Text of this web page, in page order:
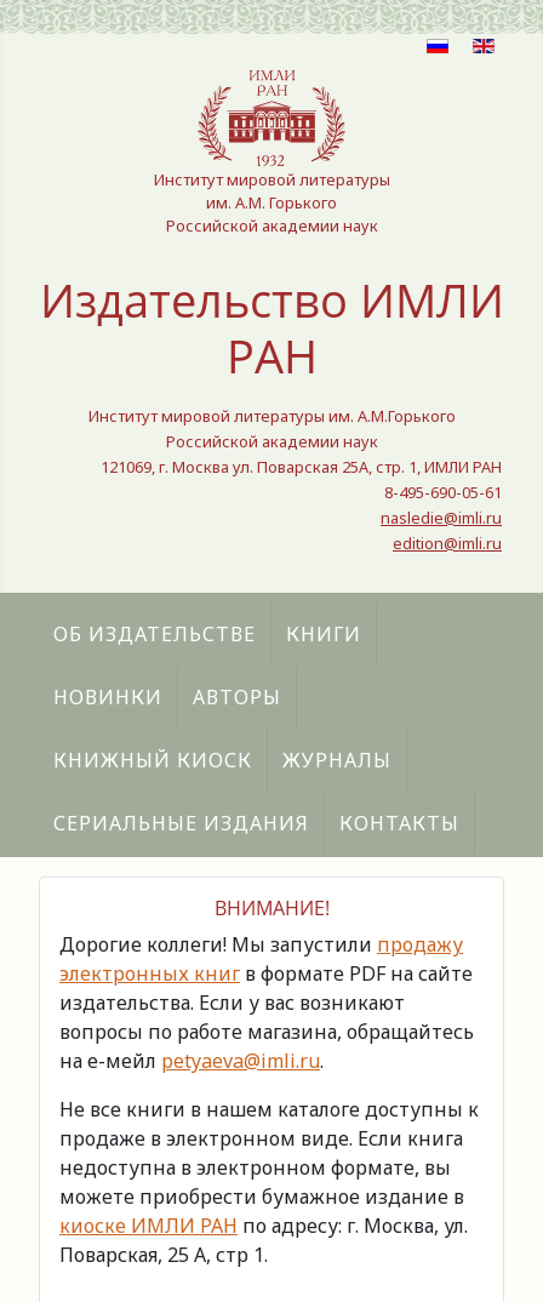
Выберите язык
Институт мировой литературы
им. А.М. Горького
Российской академии наук
Издательство ИМЛИ
РАН
Институт мировой литературы им. А.М.Горького
Российской академии наук
121069, г. Москва ул. Поварская 25A, стр. 1, ИМЛИ РАН
8-495-690-05-61
nasledie@imli.ru
edition@imli.ru
ОБ ИЗДАТЕЛЬСТВЕ КНИГИ
НОВИНКИ АВТОРЫ
КНИЖНЫЙ КИОСК ЖУРНАЛЫ
СЕРИАЛЬНЫЕ ИЗДАНИЯ КОНТАКТЫ
ВНИМАНИЕ!
Дорогие коллеги! Мы запустили продажу
электронных книг в формате PDF на сайте
издательства. Если у вас возникают
вопросы по работе магазина, обращайтесь
на е-мейл petyaeva@imli.ru.
Не все книги в нашем каталоге доступны к
продаже в электронном виде. Если книга
недоступна в электронном формате, вы
можете приобрести бумажное издание в
киоске ИМЛИ РАН по адресу: г. Москва, ул.
Поварская, 25 А, стр 1.